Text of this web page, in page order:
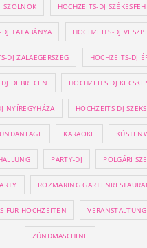
SZOLNOK HOCHZEITS-DJ
TATABÁNYA HOCHZEITS-DJ
DJ ZALAEGERSZEG HOCHZEITS-DJ
DEBRECEN HOCHZEITS DJ
NYÍREGYHÁZA HOCHZEITS DJ
KARAOKE
PARTY-DJ POLGÁRI
ROZMARING
FÜR HOCHZEITEN
ZÜNDMASCHINE